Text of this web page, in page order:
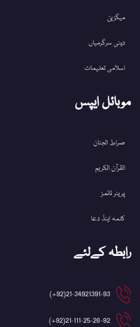
میگزین
دینی سرگرمیاں
اسلامی تعلیمات
موبائل ایپس
صراط الجنان
القرآن الکریم
پریئر ٹائمز
کلمہ اینڈ دعا
رابطہ کےلئے
21-34921391-93(92+)
21-111-25-26-92(92+)